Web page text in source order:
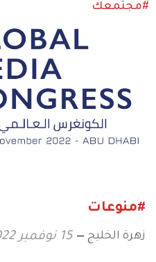
#مجتمعك
#منوعات
زهرة الخليج 15 نوفمبر 2022